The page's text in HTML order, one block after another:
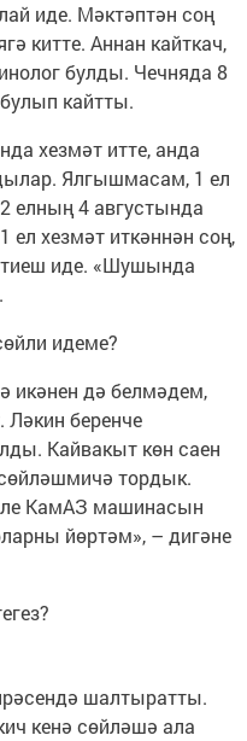
иде. Мәктәптән соң
китте. Аннан кайткач,
булды. Чечняда 8
кайтты.
хезмәт итте, анда
Ялгышмасам, 1 ел
елның 4 августында
ел хезмәт иткәннән соң,
тиеш иде. «Шушында
идеме?
икәнен дә белмәдем,
Ләкин беренче
Кайвакыт көн саен
тордык.
КамАЗ машинасын
йөртәм», – дигәне
шалтыратты.
кенә сөйләшә ала